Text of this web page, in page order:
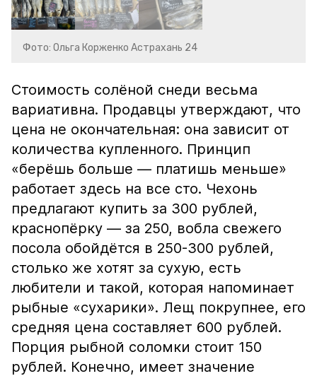
Фото: Ольга Корженко Астрахань 24
Стоимость солёной снеди весьма
вариативна. Продавцы утверждают, что
цена не окончательная: она зависит от
количества купленного. Принцип
«берёшь больше — платишь меньше»
работает здесь на все сто. Чехонь
предлагают купить за 300 рублей,
краснопёрку — за 250, вобла свежего
посола обойдётся в 250-300 рублей,
столько же хотят за сухую, есть
любители и такой, которая напоминает
рыбные «сухарики». Лещ покрупнее, его
средняя цена составляет 600 рублей.
Порция рыбной соломки стоит 150
рублей. Конечно, имеет значение